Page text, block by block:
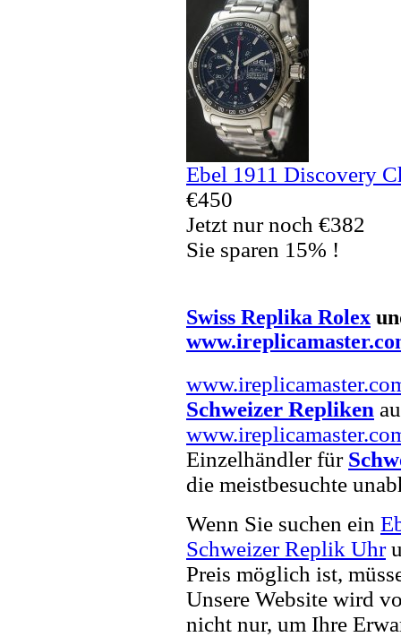
Ebel 1911 Discovery
€450
Jetzt nur noch €382
Sie sparen 15% !
Swiss Replika Rolex
Schweizer Repliken
Einzelhändler für
die meistbesuchte
Wenn Sie suchen ein
Schweizer Replik Uhr
Preis möglich ist,
Unsere Website wird
nicht nur, um Ihre